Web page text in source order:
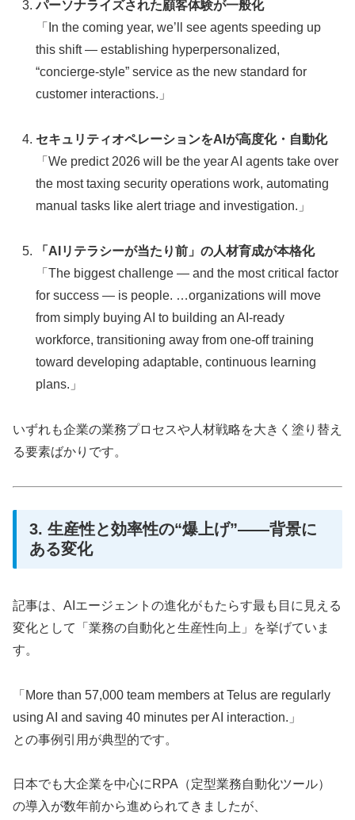
パーソナライズされた顧客体験が一般化
「In the coming year, we’ll see agents speeding up
this shift — establishing hyperpersonalized,
“concierge-style” service as the new standard for
customer interactions.」
セキュリティオペレーションをAIが高度化・自動化
「We predict 2026 will be the year AI agents take over
the most taxing security operations work, automating
manual tasks like alert triage and investigation.」
「AIリテラシーが当たり前」の人材育成が本格化
「The biggest challenge — and the most critical factor
for success — is people. …organizations will move
from simply buying AI to building an AI-ready
workforce, transitioning away from one-off training
toward developing adaptable, continuous learning
plans.」
いずれも企業の業務プロセスや人材戦略を大きく塗り替え
る要素ばかりです。
3. 生産性と効率性の“爆上げ”――背景に
ある変化
記事は、AIエージェントの進化がもたらす最も目に見える
変化として「業務の自動化と生産性向上」を挙げていま
す。
「More than 57,000 team members at Telus are regularly
using AI and saving 40 minutes per AI interaction.」
との事例引用が典型的です。
日本でも大企業を中心にRPA（定型業務自動化ツール）
の導入が数年前から進められてきましたが、